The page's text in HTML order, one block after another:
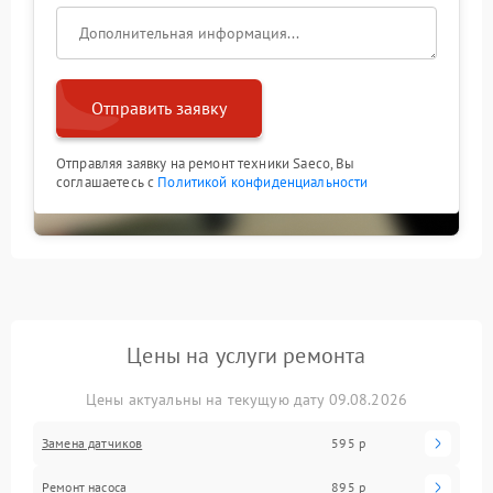
Отправить заявку
Отправляя заявку на ремонт техники Saeco, Вы
соглашаетесь с Политикой конфиденциальности
Цены на услуги ремонта
Цены актуальны на текущую дату 09.08.2026
Замена датчиков 595 р
Ремонт насоса 895 р